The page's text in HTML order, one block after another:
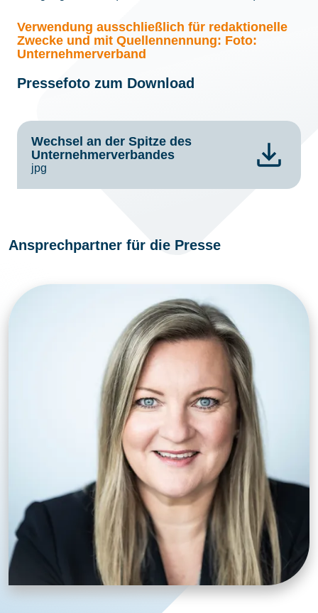
Verwendung ausschließlich für redaktionelle
Zwecke und mit Quellennennung: Foto:
Unternehmerverband
Pressefoto zum Download
Wechsel an der Spitze des
Unternehmerverbandes
jpg
Ansprechpartner für die Presse